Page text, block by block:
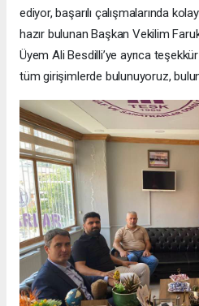
ediyor, başarılı çalışmalarında
hazır bulunan Başkan Vekilim
Üyem Ali Besdilli’ye ayrıca
tüm girişimlerde bulunuyoruz,